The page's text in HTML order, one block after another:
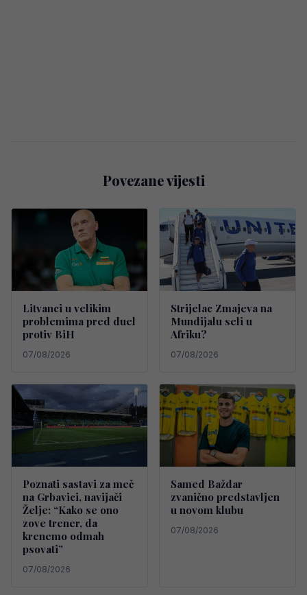
Povezane vijesti
Litvanci u velikim
problemima pred duel
protiv BiH
07/08/2026
Strijelac Zmajeva na
Mundijalu seli u
Afriku?
07/08/2026
Poznati sastavi za meč
na Grbavici, navijači
Želje: “Kako se ono
zove trener, da
krenemo odmah
psovati”
07/08/2026
Samed Baždar
zvanično predstavljen
u novom klubu
07/08/2026